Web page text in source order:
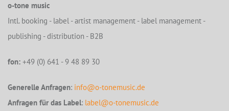
o-tone music
Intl. booking - label - artist management - label management -
publishing - distribution - B2B
fon: +49 (0) 641 - 9 48 89 30
Generelle Anfragen: info@o-tonemusic.de
Anfragen für das Label: label@o-tonemusic.de